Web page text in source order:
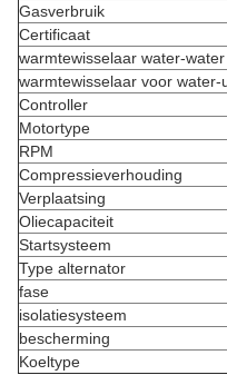
Gasverbruik
Certificaat
warmtewisselaar water-water
warmtewisselaar voor water-
Controller
Motortype
RPM
Compressieverhouding
Verplaatsing
Oliecapaciteit
Startsysteem
Type alternator
fase
isolatiesysteem
bescherming
Koeltype